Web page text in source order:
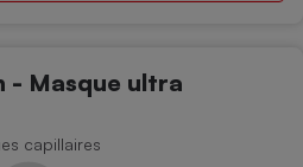
- Masque ultra
capillaires